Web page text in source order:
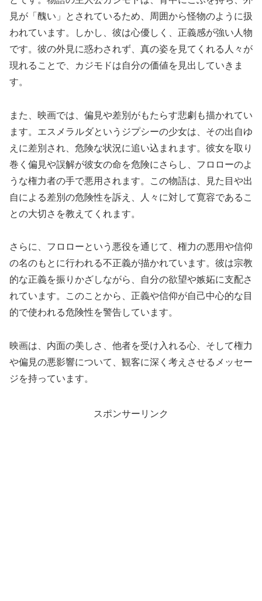
見が「醜い」とされているため、周囲から怪物のように扱
われています。しかし、彼は心優しく、正義感が強い人物
です。彼の外見に惑わされず、真の姿を見てくれる人々が
現れることで、カジモドは自分の価値を見出していきま
す。
また、映画では、偏見や差別がもたらす悲劇も描かれてい
ます。エスメラルダというジプシーの少女は、その出自ゆ
えに差別され、危険な状況に追い込まれます。彼女を取り
巻く偏見や誤解が彼女の命を危険にさらし、フロローのよ
うな権力者の手で悪用されます。この物語は、見た目や出
自による差別の危険性を訴え、人々に対して寛容であるこ
との大切さを教えてくれます。
さらに、フロローという悪役を通じて、権力の悪用や信仰
の名のもとに行われる不正義が描かれています。彼は宗教
的な正義を振りかざしながら、自分の欲望や嫉妬に支配さ
れています。このことから、正義や信仰が自己中心的な目
的で使われる危険性を警告しています。
映画は、内面の美しさ、他者を受け入れる心、そして権力
や偏見の悪影響について、観客に深く考えさせるメッセー
ジを持っています。
スポンサーリンク